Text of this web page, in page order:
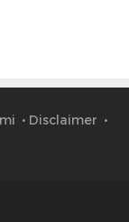
Disclaimer